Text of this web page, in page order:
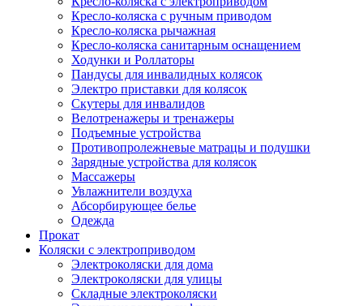
Кресло-коляска с ручным приводом
Кресло-коляска рычажная
Кресло-коляска санитарным оснащением
Ходунки и Роллаторы
Пандусы для инвалидных колясок
Электро приставки для колясок
Скутеры для инвалидов
Велотренажеры и тренажеры
Подъемные устройства
Противопролежневые матрацы и подушки
Зарядные устройства для колясок
Массажеры
Увлажнители воздуха
Абсорбирующее белье
Одежда
Прокат
Коляски с электроприводом
Электроколяски для дома
Электроколяски для улицы
Складные электроколяски